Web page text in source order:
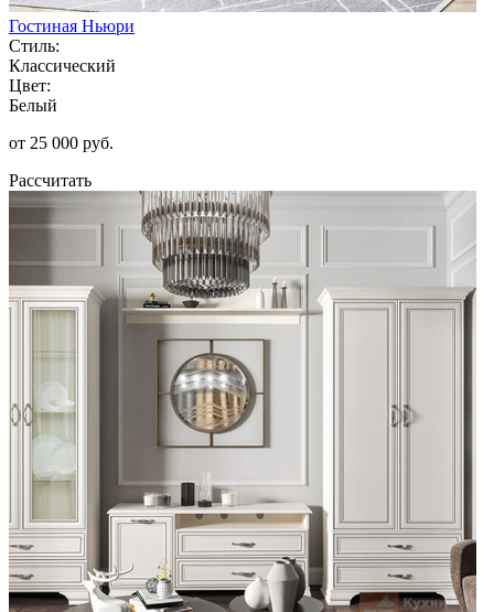
Гостиная Ньюри
Стиль:
Классический
Цвет:
Белый
от 25 000 руб.
Рассчитать